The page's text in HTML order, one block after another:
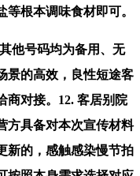
根本调味食材即可。
他号码均为备用、无
景的高效，良性短途客
商对接。12. 客居别院
方具备对本次宣传材料
新的，感触感染慢节拍